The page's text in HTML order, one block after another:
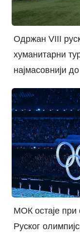
Одржан VIII
хуманитарни
најмасовнији
МОК остаје при
Руског